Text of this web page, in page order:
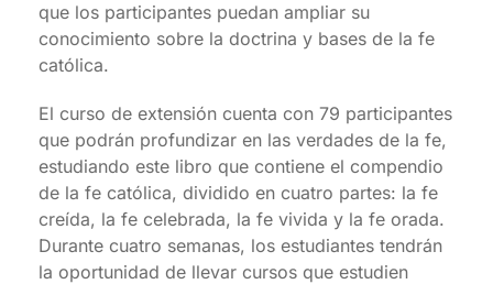
que los participantes puedan ampliar su
conocimiento sobre la doctrina y bases de la fe
católica.
El curso de extensión cuenta con 79 participantes
que podrán profundizar en las verdades de la fe,
estudiando este libro que contiene el compendio
de la fe católica, dividido en cuatro partes: la fe
creída, la fe celebrada, la fe vivida y la fe orada.
Durante cuatro semanas, los estudiantes tendrán
la oportunidad de llevar cursos que estudien